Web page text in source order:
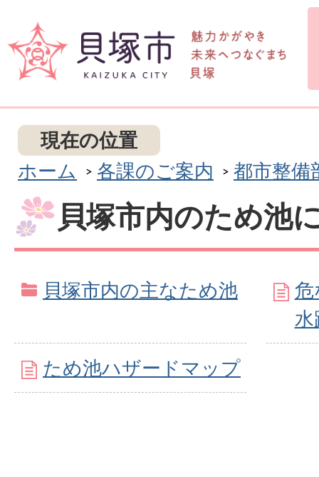
現在の位置
ホーム
各課のご案内 都市整備
貝塚市内のため池
貝塚市内の主なため池
危
水
ため池ハザードマップ